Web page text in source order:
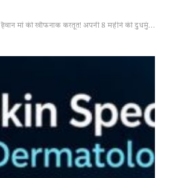
हैवान मां की खौफनाक करतूत! अपनी 8 महीने की दुधमुंही बच्ची को पिला दिया तेजाब, उसके बाद जो हुआ…